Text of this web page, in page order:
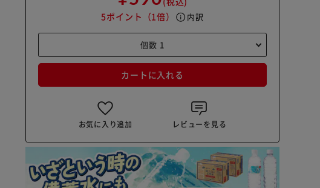
5ポイント （1倍） info 内訳
カートに入れる
お気に入り追加 レビューを見る